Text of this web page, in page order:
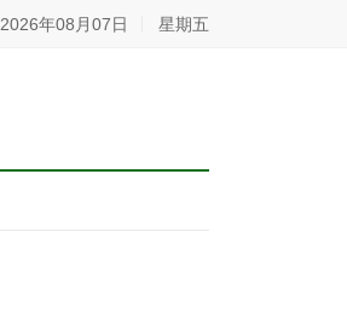
2026年08月07日 星期五